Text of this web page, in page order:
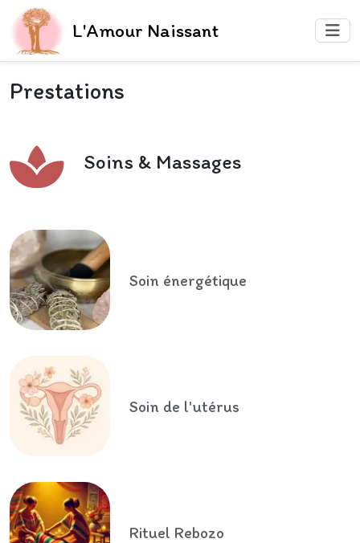
L'Amour Naissant
Prestations
Soins & Massages
Soin énergétique
Soin de l'utérus
Rituel Rebozo